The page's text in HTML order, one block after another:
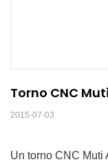
Torno CNC
2015-07-03
Un torno CNC Muti